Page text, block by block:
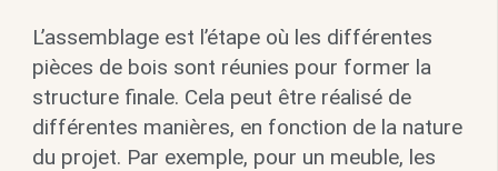
L’assemblage est l’étape où les différentes
pièces de bois sont réunies pour former la
structure finale. Cela peut être réalisé de
différentes manières, en fonction de la nature
du projet. Par exemple, pour un meuble, les